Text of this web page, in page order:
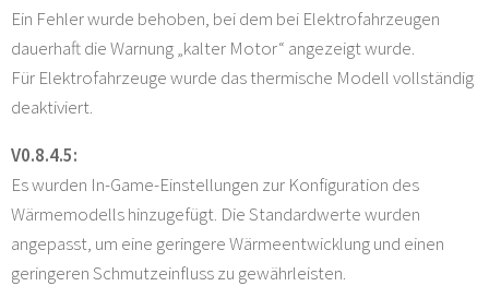
Ein Fehler wurde behoben, bei dem bei Elektrofahrzeugen
dauerhaft die Warnung „kalter Motor“ angezeigt wurde.
Für Elektrofahrzeuge wurde das thermische Modell vollständig
deaktiviert.
V0.8.4.5:
Es wurden In-Game-Einstellungen zur Konfiguration des
Wärmemodells hinzugefügt. Die Standardwerte wurden
angepasst, um eine geringere Wärmeentwicklung und einen
geringeren Schmutzeinfluss zu gewährleisten.